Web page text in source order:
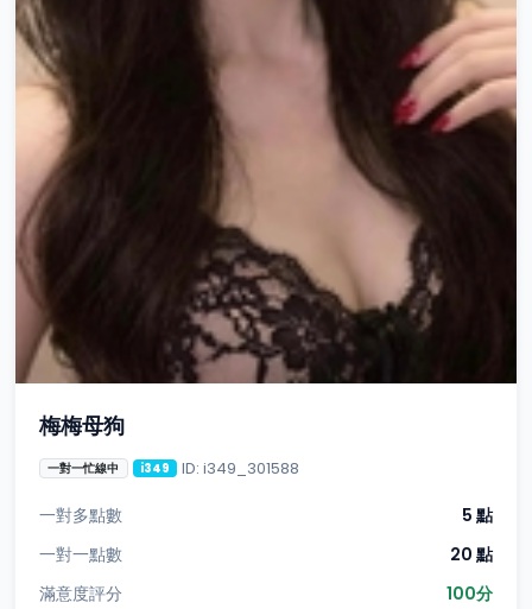
梅梅母狗
一對一忙線中 i349 ID: i349_301588
一對多點數
5 點
一對一點數
20 點
滿意度評分
100分